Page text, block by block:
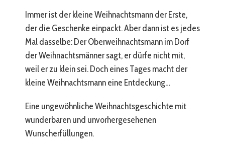
Immer ist der kleine Weihnachtsmann der Erste,
der die Geschenke einpackt. Aber dann ist es jedes
Mal dasselbe: Der Oberweihnachtsmann im Dorf
der Weihnachtsmänner sagt, er dürfe nicht mit,
weil er zu klein sei. Doch eines Tages macht der
kleine Weihnachtsmann eine Entdeckung…
Eine ungewöhnliche Weihnachtsgeschichte mit
wunderbaren und unvorhergesehenen
Wunscherfüllungen.